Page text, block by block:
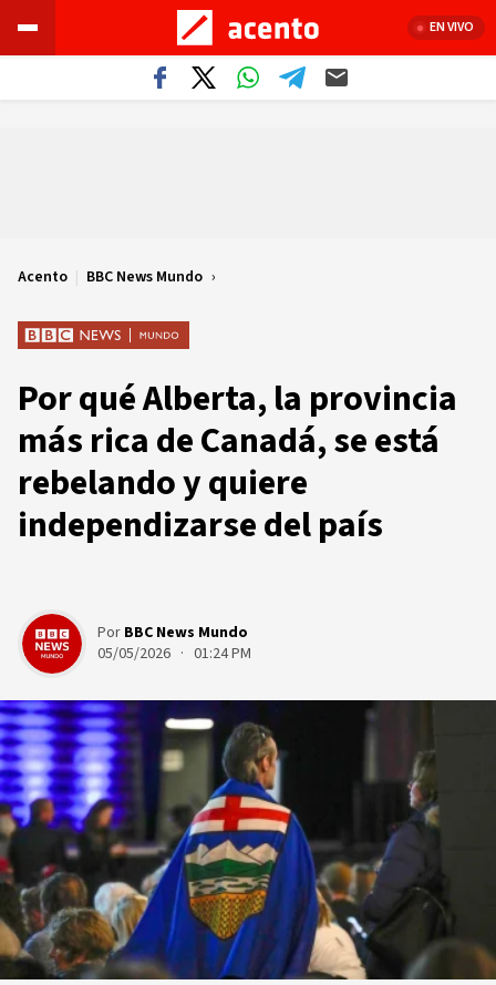
EN VIVO
Acento | BBC News Mundo
Por qué Alberta, la provincia
más rica de Canadá, se está
rebelando y quiere
independizarse del país
Por BBC News Mundo
05/05/2026 · 01:24 PM